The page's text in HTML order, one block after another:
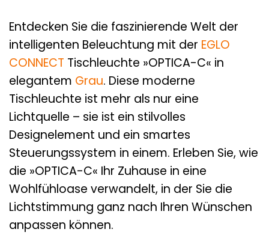
Entdecken Sie die faszinierende Welt der
intelligenten Beleuchtung mit der EGLO
CONNECT Tischleuchte »OPTICA-C« in
elegantem Grau. Diese moderne
Tischleuchte ist mehr als nur eine
Lichtquelle – sie ist ein stilvolles
Designelement und ein smartes
Steuerungssystem in einem. Erleben Sie, wie
die »OPTICA-C« Ihr Zuhause in eine
Wohlfühloase verwandelt, in der Sie die
Lichtstimmung ganz nach Ihren Wünschen
anpassen können.